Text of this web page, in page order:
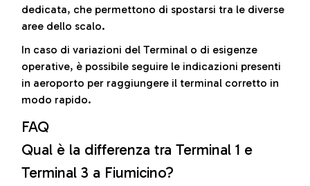
dedicata, che permettono di spostarsi tra le diverse
aree dello scalo.
In caso di variazioni del Terminal o di esigenze
operative, è possibile seguire le indicazioni presenti
in aeroporto per raggiungere il terminal corretto in
modo rapido.
FAQ
Qual è la differenza tra Terminal 1 e
Terminal 3 a Fiumicino?